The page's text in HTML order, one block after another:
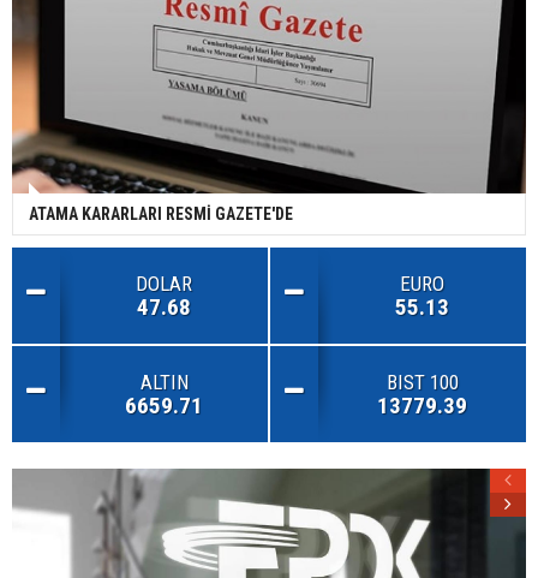
ATAMA KARARLARI RESMİ GAZETE'DE
DOLAR
47.68
EURO
55.13
ALTIN
6659.71
BIST 100
13779.39